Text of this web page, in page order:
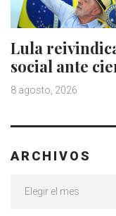
Lula
social ante
8 agosto, 2026
ARCHIVOS